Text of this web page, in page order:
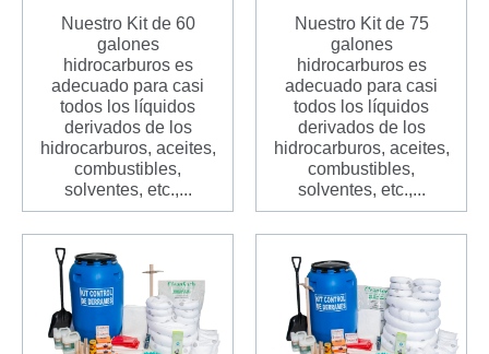
Nuestro Kit de 60
galones
hidrocarburos es
adecuado para casi
todos los líquidos
derivados de los
hidrocarburos, aceites,
combustibles,
solventes, etc.,...
Nuestro Kit de 75
galones
hidrocarburos es
adecuado para casi
todos los líquidos
derivados de los
hidrocarburos, aceites,
combustibles,
solventes, etc.,...